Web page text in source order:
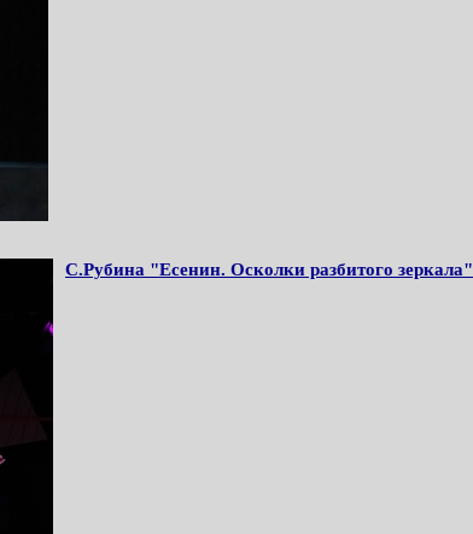
С.Рубина "Есенин. Осколки разбитого зеркала"